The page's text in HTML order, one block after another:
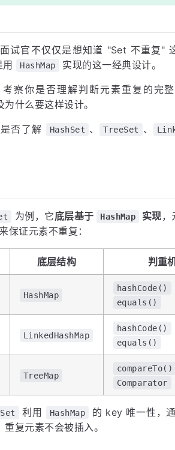
试官不仅仅是想知道 "Set 不重复"
HashMap 实现的这一经典设计。
考察你是否理解判断元素重复的完
为什么要这样设计。
否了解 HashSet 、 TreeSet 、
为例，它底层基于 HashMap 实现，
保证元素不重复：
底层结构 判重
HashMap
hashCode()
equals()
LinkedHashMap
hashCode()
equals()
TreeMap
compareTo()
Comparator
利用 HashMap 的 key 唯一性，
重复元素不会被插入。